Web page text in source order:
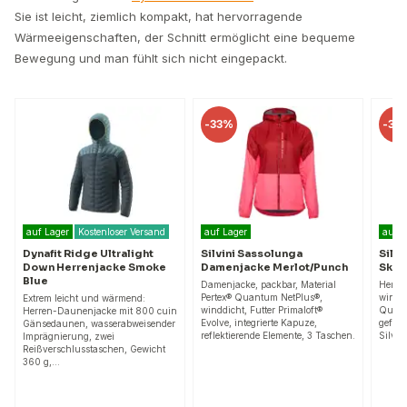
Sie ist leicht, ziemlich kompakt, hat hervorragende
Wärmeeigenschaften, der Schnitt ermöglicht eine bequeme
Bewegung und man fühlt sich nicht eingepackt.
auf Lager
Silvini Sassolunga
Damenjacke Merlot/Punch
Damenjacke, packbar, Material
Pertex® Quantum NetPlus®,
winddicht, Futter Primaloft®
Evolve, integrierte Kapuze,
reflektierende Elemente, 3 Taschen.
-36%
auf Lager
Silvini Core Herren
Skitourenjacke Ruby/Black
Herren Stretchjacke mit Kapuze,
winddicht, atmungsaktiv, aus
QuatroFLEX Shell Material
gefertigt, gefüttert mit Primaloft
Silver Material, ideal als äußere…
-